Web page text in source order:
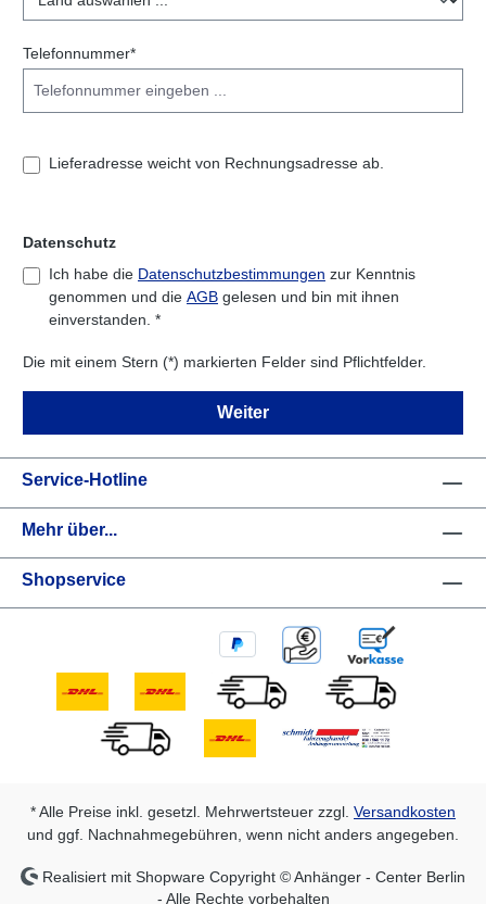
Telefonnummer*
Lieferadresse weicht von Rechnungsadresse ab.
Datenschutz
Ich habe die Datenschutzbestimmungen zur Kenntnis
genommen und die AGB gelesen und bin mit ihnen
einverstanden. *
Die mit einem Stern (*) markierten Felder sind Pflichtfelder.
Weiter
Service-Hotline
Mehr über...
Shopservice
* Alle Preise inkl. gesetzl. Mehrwertsteuer zzgl. Versandkosten
und ggf. Nachnahmegebühren, wenn nicht anders angegeben.
Realisiert mit Shopware Copyright © Anhänger - Center Berlin
- Alle Rechte vorbehalten